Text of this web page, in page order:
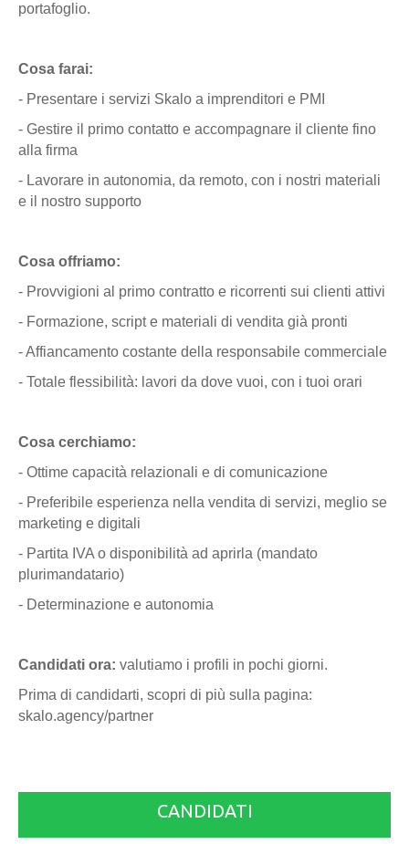
portafoglio.
Cosa farai:
- Presentare i servizi Skalo a imprenditori e PMI
- Gestire il primo contatto e accompagnare il cliente fino
alla firma
- Lavorare in autonomia, da remoto, con i nostri materiali
e il nostro supporto
Cosa offriamo:
- Provvigioni al primo contratto e ricorrenti sui clienti attivi
- Formazione, script e materiali di vendita già pronti
- Affiancamento costante della responsabile commerciale
- Totale flessibilità: lavori da dove vuoi, con i tuoi orari
Cosa cerchiamo:
- Ottime capacità relazionali e di comunicazione
- Preferibile esperienza nella vendita di servizi, meglio se
marketing e digitali
- Partita IVA o disponibilità ad aprirla (mandato
plurimandatario)
- Determinazione e autonomia
Candidati ora: valutiamo i profili in pochi giorni.
Prima di candidarti, scopri di più sulla pagina:
skalo.agency/partner
CANDIDATI